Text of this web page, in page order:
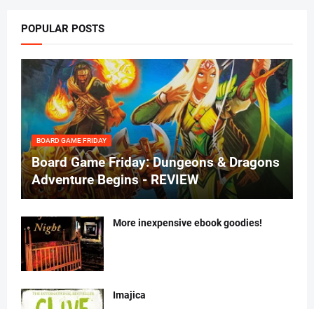
POPULAR POSTS
BOARD GAME FRIDAY
Board Game Friday: Dungeons & Dragons
Adventure Begins - REVIEW
More inexpensive ebook goodies!
Imajica